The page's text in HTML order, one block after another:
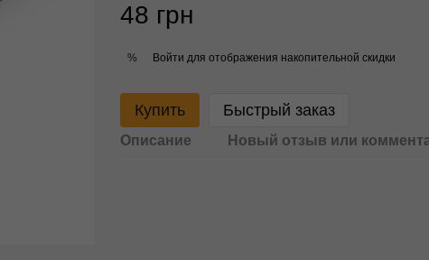
48 грн
% Войти для отображения накопительной скидки
Купить Быстрый заказ
Описание Новый отзыв или